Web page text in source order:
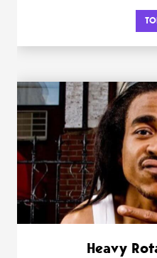
Heavy